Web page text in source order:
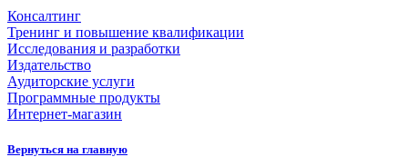
Консалтинг
Тренинг и повышение квалификации
Исследования и разработки
Издательство
Аудиторские услуги
Программные продукты
Интернет-магазин
Вернуться на главную